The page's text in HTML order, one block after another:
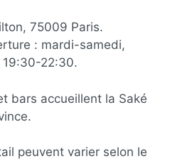
75009 Paris​.
: mardi-samedi,
22:30.
bars accueillent la Saké
peuvent varier selon le